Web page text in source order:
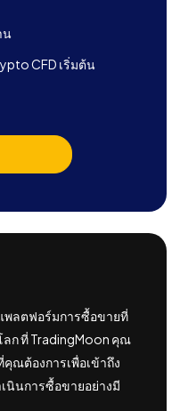
น
CFD เริ่มต้น
พลตฟอร์มการซื้อขายที่
ก ที่ TradingMoon คุณ
ณต้องการเพื่อเข้าถึง
นินการซื้อขายอย่างมี